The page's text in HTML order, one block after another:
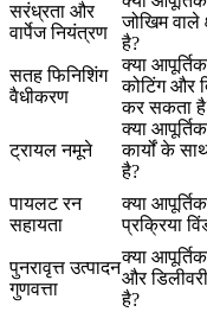
सरंध्रता और
वार्पेज नियंत्रण
जोखिम वाले
है?
सतह फिनिशिंग
वैधीकरण
क्या
कोटिंग और
कर सकता
ट्रायल नमूने
क्या
कार्यों के
है?
पायलट रन
सहायता
क्या
प्रक्रिया
पुनरावृत्त उत्पादन
गुणवत्ता
क्या
और
है?